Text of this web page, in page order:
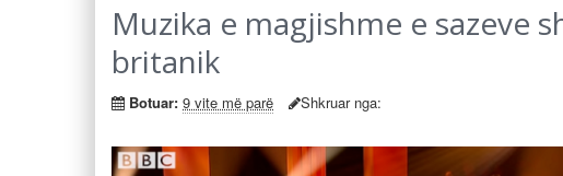
Muzika e magjishme e sazeve
britanik
Botuar: 9 vite më parë Shkruar nga: